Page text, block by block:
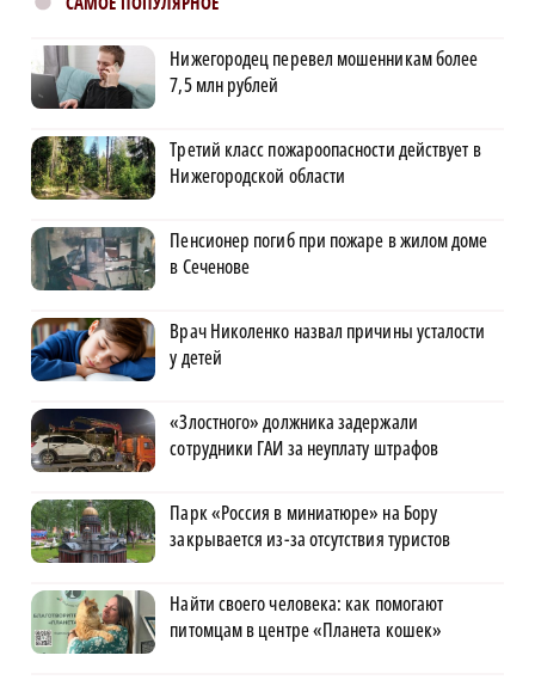
Нижегородец перевел мошенникам более
7,5 млн рублей
Третий класс пожароопасности действует в
Нижегородской области
Пенсионер погиб при пожаре в жилом доме
в Сеченове
Врач Николенко назвал причины усталости
у детей
«Злостного» должника задержали
сотрудники ГАИ за неуплату штрафов
Парк «Россия в миниатюре» на Бору
закрывается из-за отсутствия туристов
Найти своего человека: как помогают
питомцам в центре «Планета кошек»